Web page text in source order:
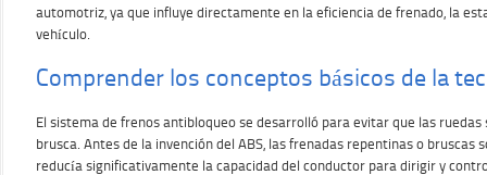
automotriz, ya que influye directamente en la eficiencia de frenado, la
vehículo.
Comprender los conceptos básicos de la
El sistema de frenos antibloqueo se desarrolló para evitar que las
brusca. Antes de la invención del ABS, las frenadas repentinas o bruscas
reducía significativamente la capacidad del conductor para dirigir y